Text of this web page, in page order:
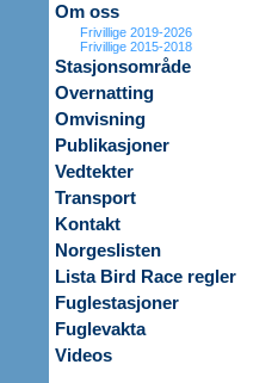
Om oss
Frivillige 2019-2026
Frivillige 2015-2018
Stasjonsområde
Overnatting
Omvisning
Publikasjoner
Vedtekter
Transport
Kontakt
Norgeslisten
Lista Bird Race regler
Fuglestasjoner
Fuglevakta
Videos